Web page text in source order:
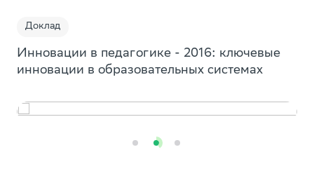
Образовательная игра
Доклад
Инновации в педагогике - 2016: ключевые
инновации в образовательных системах
желаниях? Как стать успешным и др.
Смотреть